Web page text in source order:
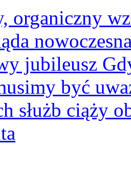
organiczny
jubileusz
być
służb ciąży